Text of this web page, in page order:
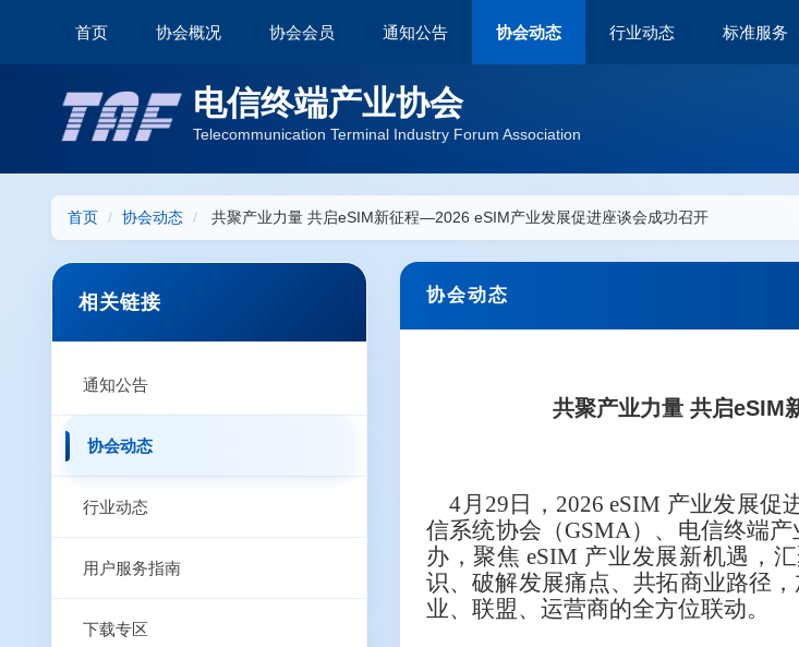
首页 协会概况 协会会员 通知公告 协会动态 行业动态 标准服务
电信终端产业协会
Telecommunication Terminal Industry Forum Association
首页 协会动态 共聚产业力量 共启eSIM新征程—2026 eSIM产业发展促进座谈会成功召开
相关链接
通知公告
协会动态
行业动态
用户服务指南
下载专区
协会动态
共聚产业力量 共启eSIM
4月29日，2026 eSIM 产业发展促
信系统协会（GSMA）、电信终端
办，聚焦 eSIM 产业发展新机遇，
识、破解发展痛点、共拓商业路径
业、联盟、运营商的全方位联动。